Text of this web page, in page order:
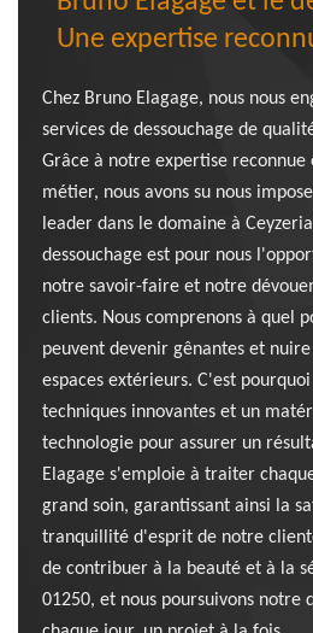
Une expertise
Chez Bruno Elagage, nous nous
services de dessouchage de
Grâce à notre expertise
métier, nous avons su nous
leader dans le domaine à
dessouchage est pour nous
notre savoir-faire et notre
clients. Nous comprenons à quel
peuvent devenir gênantes et
espaces extérieurs. C'est
techniques innovantes et un
technologie pour assurer un
Elagage s'emploie à traiter
grand soin, garantissant ainsi la
tranquillité d'esprit de notre
de contribuer à la beauté et à la
01250, et nous poursuivons notre